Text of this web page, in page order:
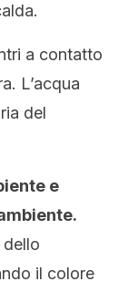
a contatto
L’acqua
del
e
dello
il colore